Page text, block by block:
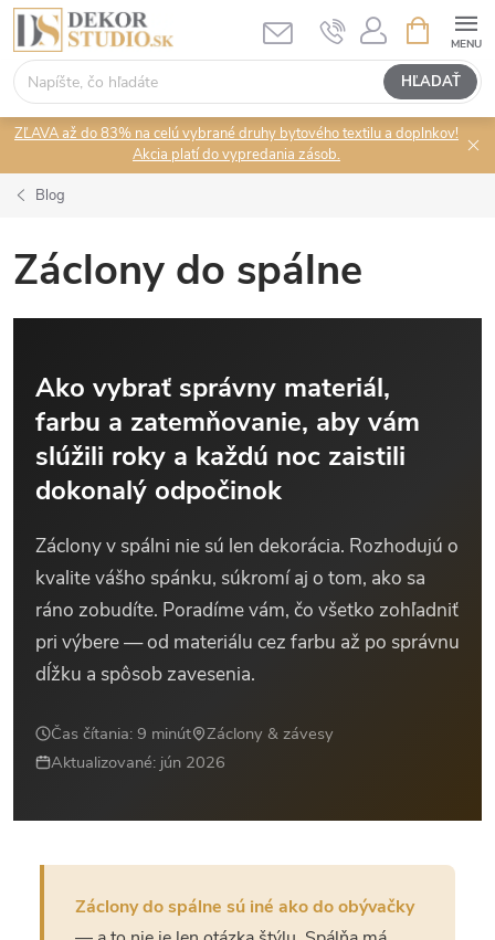
Prejsť
na
obsah
HĽADAŤ
KOŠÍK
ZĽAVA až do 83% na celú vybrané druhy bytového textilu a doplnkov!
Akcia platí do vypredania zásob.
Blog
Záclony do spálne
Ako vybrať správny materiál,
farbu a zatemňovanie, aby vám
slúžili roky a každú noc zaistili
dokonalý odpočinok
Záclony v spálni nie sú len dekorácia. Rozhodujú o
kvalite vášho spánku, súkromí aj o tom, ako sa
ráno zobudíte. Poradíme vám, čo všetko zohľadniť
pri výbere — od materiálu cez farbu až po správnu
dĺžku a spôsob zavesenia.
Čas čítania: 9 minút
Záclony & závesy
Aktualizované: jún 2026
Záclony do spálne sú iné ako do obývačky